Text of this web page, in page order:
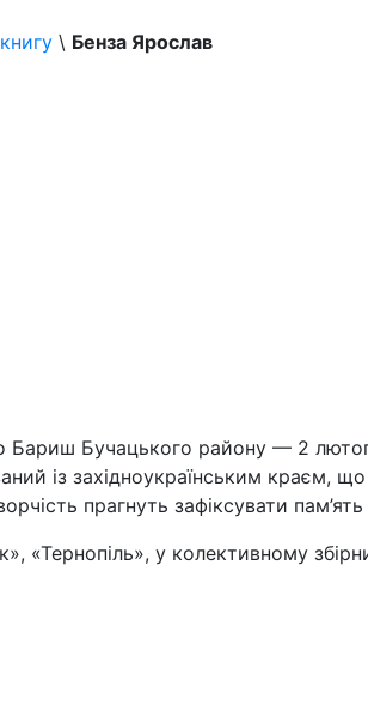
\ Бенза Ярослав
Бариш Бучацького району — 2
із західноукраїнським краєм,
прагнуть зафіксувати
«Тернопіль», у колективному